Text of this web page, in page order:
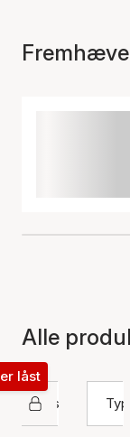
Alle
Sistie 2nd
låst
Type